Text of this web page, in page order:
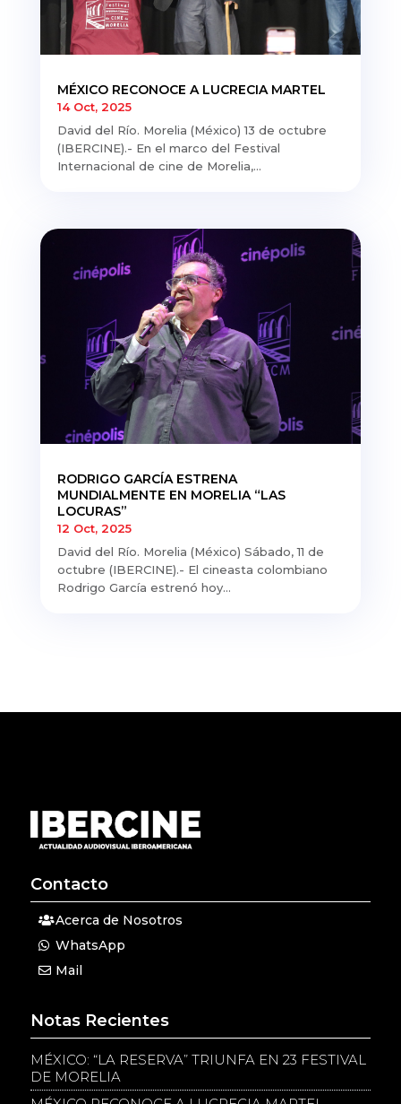
MÉXICO RECONOCE A LUCRECIA MARTEL
14 Oct, 2025
David del Río. Morelia (México) 13 de octubre
(IBERCINE).- En el marco del Festival
Internacional de cine de Morelia,...
RODRIGO GARCÍA ESTRENA
MUNDIALMENTE EN MORELIA “LAS
LOCURAS”
12 Oct, 2025
David del Río. Morelia (México) Sábado, 11 de
octubre (IBERCINE).- El cineasta colombiano
Rodrigo García estrenó hoy...
Contacto
Acerca de Nosotros
WhatsApp
Mail
Notas Recientes
MÉXICO: “LA RESERVA” TRIUNFA EN 23 FESTIVAL
DE MORELIA